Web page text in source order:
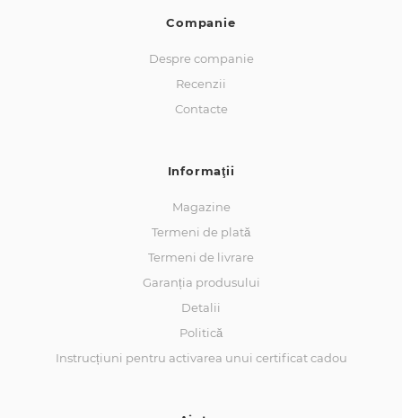
Companie
Despre companie
Recenzii
Contacte
Informaţii
Magazine
Termeni de plată
Termeni de livrare
Garanția produsului
Detalii
Politică
Instrucțiuni pentru activarea unui certificat cadou